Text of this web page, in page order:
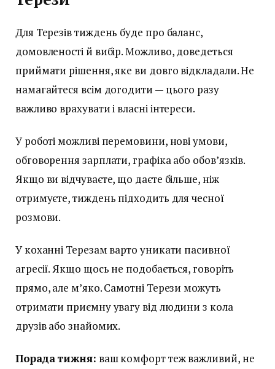
Для Терезів тиждень буде про баланс,
домовленості й вибір. Можливо, доведеться
приймати рішення, яке ви довго відкладали. Не
намагайтеся всім догодити — цього разу
важливо врахувати і власні інтереси.
У роботі можливі перемовини, нові умови,
обговорення зарплати, графіка або обов’язків.
Якщо ви відчуваєте, що даєте більше, ніж
отримуєте, тиждень підходить для чесної
розмови.
У коханні Терезам варто уникати пасивної
агресії. Якщо щось не подобається, говоріть
прямо, але м’яко. Самотні Терези можуть
отримати приємну увагу від людини з кола
друзів або знайомих.
Порада тижня: ваш комфорт теж важливий, не